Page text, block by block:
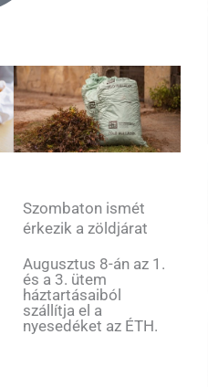
Szombaton ismét
érkezik a zöldjárat
Augusztus 8-án az 1.
és a 3. ütem
háztartásaiból
szállítja el a
nyesedéket az ÉTH.